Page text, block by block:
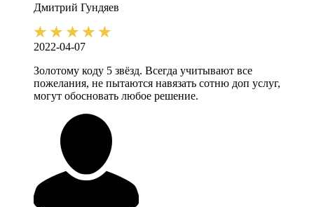
Дмитрий Гундяев
2022-04-07
Золотому коду 5 звёзд. Всегда учитывают все
пожелания, не пытаются навязать сотню доп услуг,
могут обосновать любое решение.